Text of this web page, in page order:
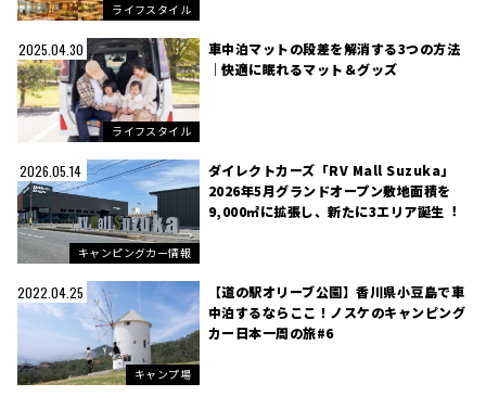
ライフスタイル
2025.04.30
ライフスタイル
車中泊マットの段差を解消する3つの方法
｜快適に眠れるマット＆グッズ
2026.05.14
キャンピングカー情報
ダイレクトカーズ「RV Mall Suzuka」
2026年5月グランドオープン敷地面積を
9,000㎡に拡張し、新たに3エリア誕生︕
2022.04.25
キャンプ場
【道の駅オリーブ公園】香川県小豆島で車
中泊するならここ！ノスケのキャンピング
カー日本一周の旅#6